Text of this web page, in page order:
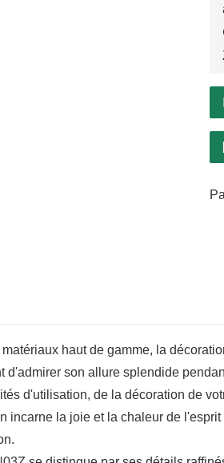
haut de gamme, la
d'admirer son allure splendide
d'utilisation, de la décoration de
incarne la joie et la chaleur de